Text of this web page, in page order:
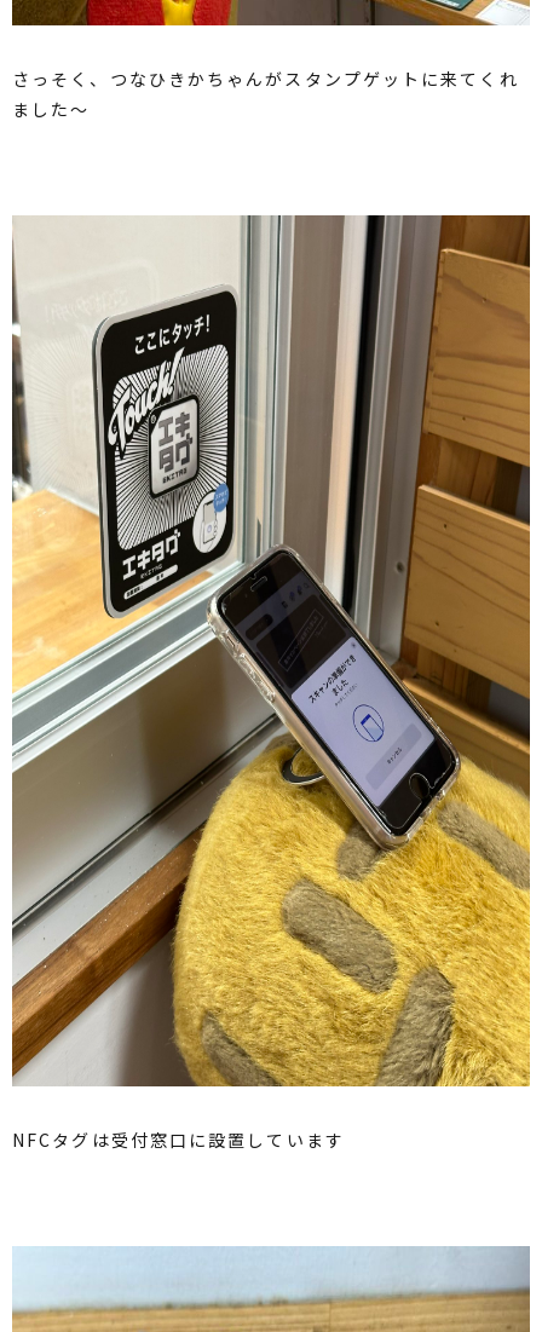
さっそく、つなひきかちゃんがスタンプゲットに来てくれ
ました〜
NFCタグは受付窓口に設置しています